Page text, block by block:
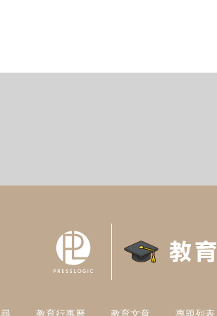
教育行事曆 教育文章 專題列表